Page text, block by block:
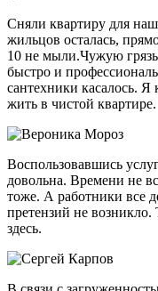
Сняли квартиру для
жильцов осталась,
10 не мыли.Чужую
быстро и
сантехники касалось. Я
жить в чистой квартире.
Воспользовавшись
довольна. Времени не
тоже. А работники все
претензий не возникло.
здесь.